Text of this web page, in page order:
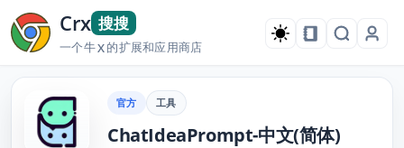
Crx 搜搜
一个牛X的扩展和应用商店
官方 工具
ChatIdeaPrompt-中文(简体)